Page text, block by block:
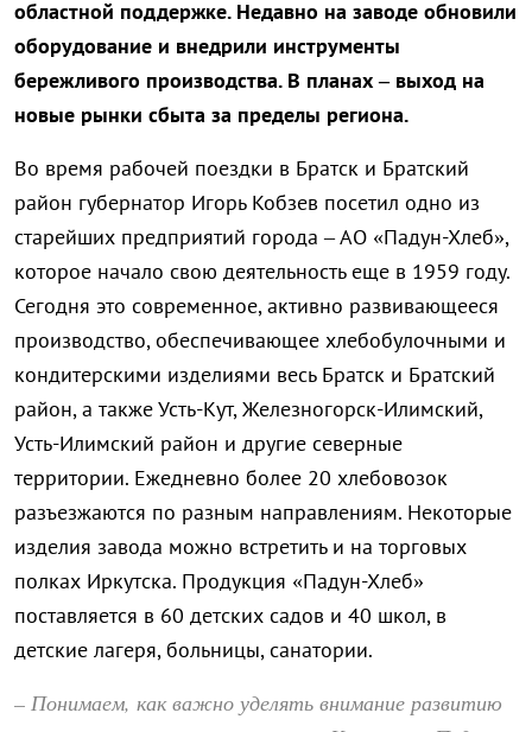
областной поддержке. Недавно на заводе обновили
оборудование и внедрили инструменты
бережливого производства. В планах – выход на
новые рынки сбыта за пределы региона.
Во время рабочей поездки в Братск и Братский
район губернатор Игорь Кобзев посетил одно из
старейших предприятий города – АО «Падун-Хлеб»,
которое начало свою деятельность еще в 1959 году.
Сегодня это современное, активно развивающееся
производство, обеспечивающее хлебобулочными и
кондитерскими изделиями весь Братск и Братский
район, а также Усть-Кут, Железногорск-Илимский,
Усть-Илимский район и другие северные
территории. Ежедневно более 20 хлебовозок
разъезжаются по разным направлениям. Некоторые
изделия завода можно встретить и на торговых
полках Иркутска. Продукция «Падун-Хлеб»
поставляется в 60 детских садов и 40 школ, в
детские лагеря, больницы, санатории.
– Понимаем, как важно уделять внимание развитию